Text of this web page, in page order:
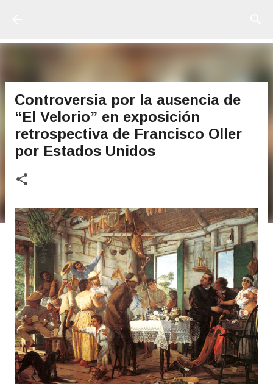
Controversia por la ausencia de
“El Velorio” en exposición
retrospectiva de Francisco Oller
por Estados Unidos